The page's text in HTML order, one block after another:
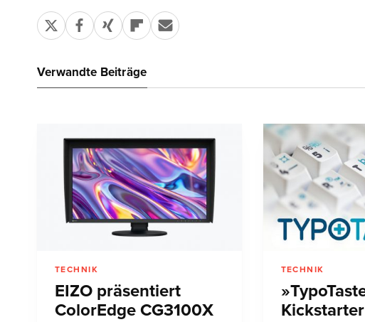
Verwandte Beiträge
TECHNIK
EIZO präsentiert
ColorEdge CG3100X
TECHNIK
Kickstarter